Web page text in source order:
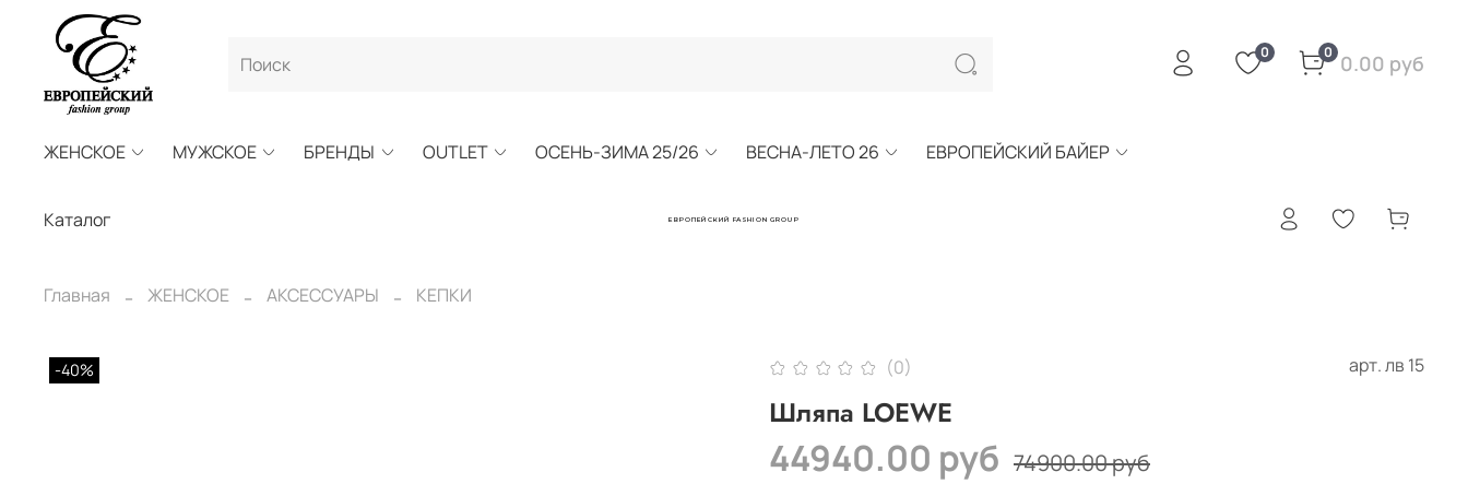
0 0 0.00 руб
ЖЕНСКОЕ МУЖСКОЕ БРЕНДЫ OUTLET ОСЕНЬ-ЗИМА 25/26 ВЕСНА-ЛЕТО 26 ЕВРОПЕЙСКИЙ БАЙЕР
ЕВРОПЕЙСКИЙ FASHION GROUP
Каталог
Главная ЖЕНСКОЕ АКСЕССУАРЫ КЕПКИ
-40% (0) арт.лв 15
Шляпа LOEWE
44940.00 руб 74900.00 руб